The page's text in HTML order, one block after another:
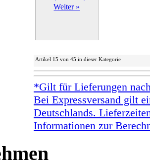
Weiter »
Artikel 15 von 45 in dieser Kategorie
*Gilt für Lieferungen
Bei Expressversand gilt
Deutschlands.
Informationen zur